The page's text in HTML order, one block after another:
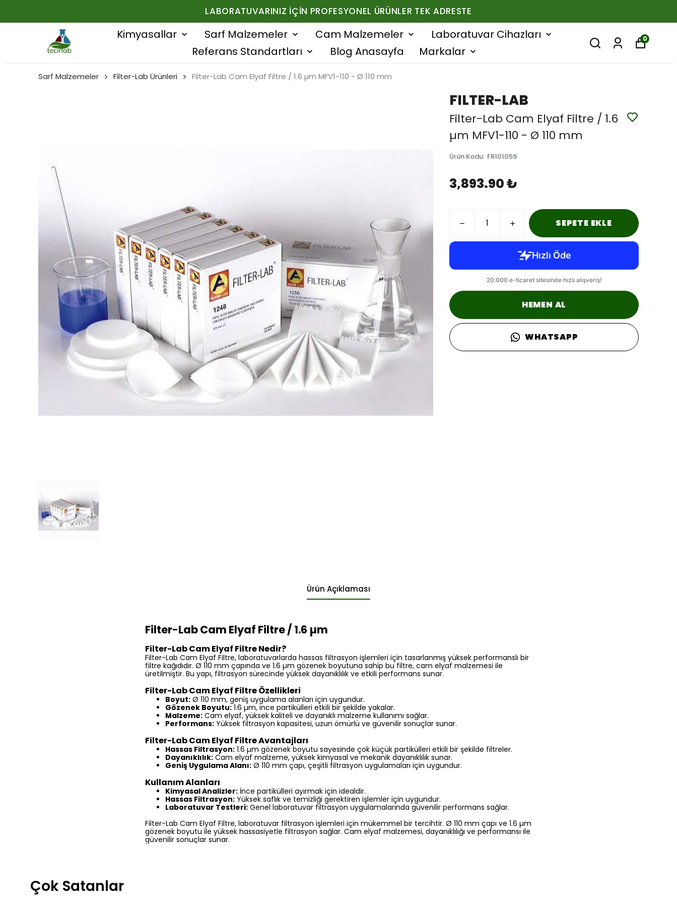
LABORATUVARINIZ İÇIN PROFESYONEL ÜRÜNLER TEK ADRESTE
Kimyasallar Sarf Malzemeler Cam Malzemeler
Laboratuvar Cihazları
Referans Standartları
Blog Anasayfa Markalar
0
Sarf Malzemeler Filter-Lab Ürünleri Filter-Lab Cam Elyaf Filtre / 1.6 µm MFV1-110 - Ø 110 mm
FILTER-LAB
Filter-Lab Cam Elyaf Filtre / 1.6
µm MFV1-110 - Ø 110 mm
Ürün Kodu: FR101059
3,893.90 ₺
SEPETE EKLE
HEMEN AL
WHATSAPP
Ürün Açıklaması
Filter-Lab Cam Elyaf Filtre / 1.6 µm
Filter-Lab Cam Elyaf Filtre Nedir?
Filter-Lab Cam Elyaf Filtre, laboratuvarlarda hassas filtrasyon işlemleri için tasarlanmış yüksek performanslı bir
filtre kağıdıdır. Ø 110 mm çapında ve 1.6 µm gözenek boyutuna sahip bu filtre, cam elyaf malzemesi ile
üretilmiştir. Bu yapı, filtrasyon sürecinde yüksek dayanıklılık ve etkili performans sunar.
Filter-Lab Cam Elyaf Filtre Özellikleri
Boyut: Ø 110 mm, geniş uygulama alanları için uygundur.
Gözenek Boyutu: 1.6 µm, ince partikülleri etkili bir şekilde yakalar.
Malzeme: Cam elyaf, yüksek kaliteli ve dayanıklı malzeme kullanımı sağlar.
Performans: Yüksek filtrasyon kapasitesi, uzun ömürlü ve güvenilir sonuçlar sunar.
Filter-Lab Cam Elyaf Filtre Avantajları
Hassas Filtrasyon: 1.6 µm gözenek boyutu sayesinde çok küçük partikülleri etkili bir şekilde filtreler.
Dayanıklılık: Cam elyaf malzeme, yüksek kimyasal ve mekanik dayanıklılık sunar.
Geniş Uygulama Alanı: Ø 110 mm çapı, çeşitli filtrasyon uygulamaları için uygundur.
Kullanım Alanları
Kimyasal Analizler: İnce partikülleri ayırmak için idealdir.
Hassas Filtrasyon: Yüksek saflık ve temizliği gerektiren işlemler için uygundur.
Laboratuvar Testleri: Genel laboratuvar filtrasyon uygulamalarında güvenilir performans sağlar.
Filter-Lab Cam Elyaf Filtre, laboratuvar filtrasyon işlemleri için mükemmel bir tercihtir. Ø 110 mm çapı ve 1.6 µm
gözenek boyutu ile yüksek hassasiyetle filtrasyon sağlar. Cam elyaf malzemesi, dayanıklılığı ve performansı ile
güvenilir sonuçlar sunar.
Çok Satanlar